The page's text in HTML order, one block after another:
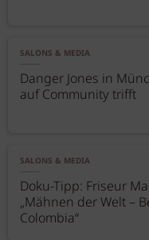
SALONS & MEDIA
Danger Jones in
auf Community trifft
SALONS & MEDIA
Doku-Tipp: Friseur
„Mähnen der Welt –
Colombia“